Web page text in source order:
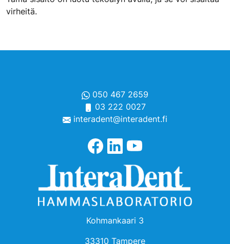
virheitä.
050 467 2659
03 222 0027
interadent@interadent.fi
Kohmankaari 3
33310 Tampere